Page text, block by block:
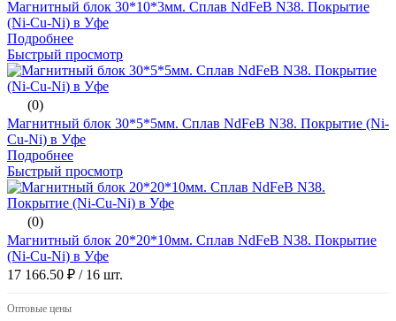
Магнитный блок 30*10*3мм. Сплав NdFeB N38. Покрытие
(Ni-Cu-Ni) в Уфе
Подробнее
Быстрый просмотр
(0)
Магнитный блок 30*5*5мм. Сплав NdFeB N38. Покрытие (Ni-
Cu-Ni) в Уфе
Подробнее
Быстрый просмотр
(0)
Магнитный блок 20*20*10мм. Сплав NdFeB N38. Покрытие
(Ni-Cu-Ni) в Уфе
17 166.50 ₽ / 16 шт.
Оптовые цены